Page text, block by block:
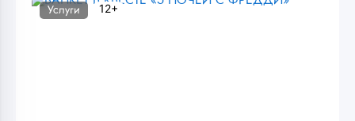
Услуги 12+